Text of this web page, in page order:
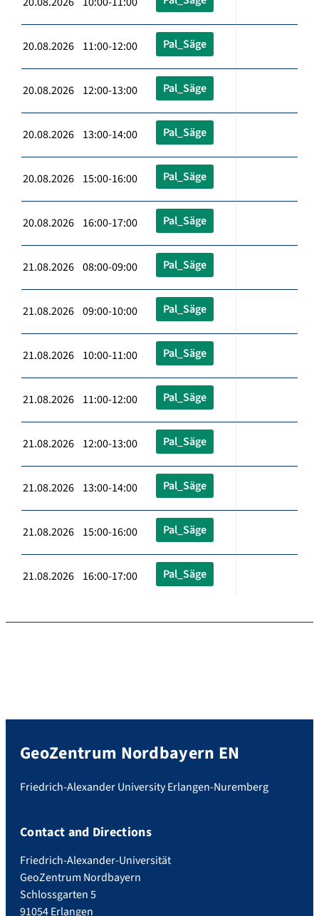
20.08.2026 11:00-12:00 Pal_Säge
20.08.2026 12:00-13:00 Pal_Säge
20.08.2026 13:00-14:00 Pal_Säge
20.08.2026 15:00-16:00 Pal_Säge
20.08.2026 16:00-17:00 Pal_Säge
21.08.2026 08:00-09:00 Pal_Säge
21.08.2026 09:00-10:00 Pal_Säge
21.08.2026 10:00-11:00 Pal_Säge
21.08.2026 11:00-12:00 Pal_Säge
21.08.2026 12:00-13:00 Pal_Säge
21.08.2026 13:00-14:00 Pal_Säge
21.08.2026 15:00-16:00 Pal_Säge
21.08.2026 16:00-17:00 Pal_Säge
GeoZentrum Nordbayern EN
Friedrich-Alexander University Erlangen-Nuremberg
Contact and Directions
Friedrich-Alexander-Universität
GeoZentrum Nordbayern
Schlossgarten 5
91054 Erlangen